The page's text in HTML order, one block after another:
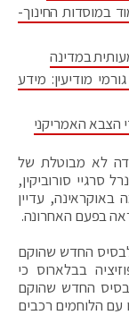
במוסדות החינוך-
במדינה
מודיעין: מידע
הצבא האמריקני
לא מבוטלת של
סרגיי סורוביקין,
עדיין
בפעם האחרונה.
לבסיס החדש שהוקם
בבלארוס כי
לבסיס החדש שהוקם
עם הלוחמים רכבים